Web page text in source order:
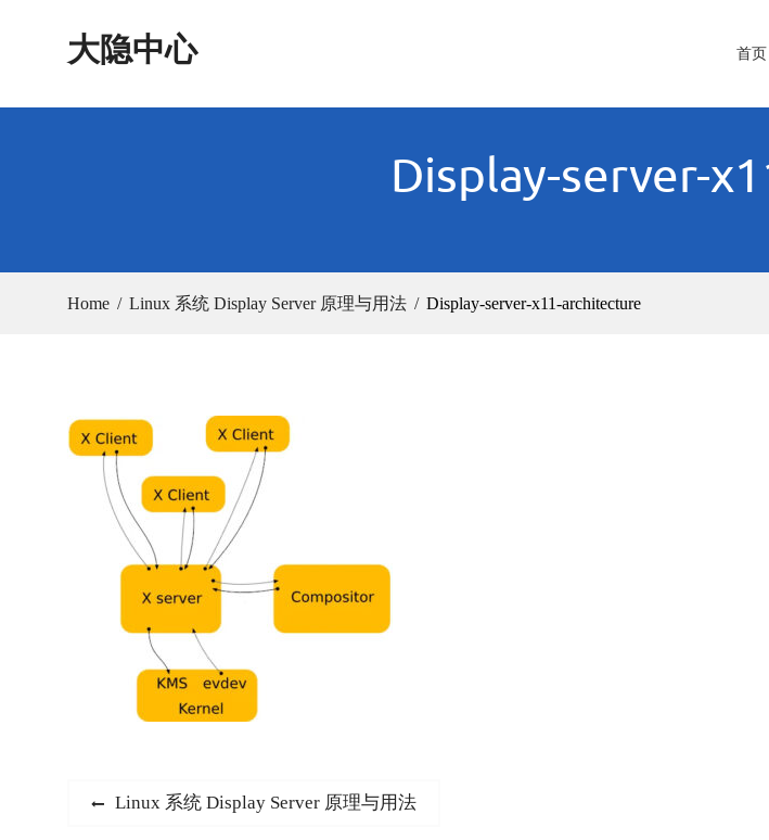
大隐中心 首页
Display-server-
Home Linux 系统 Display Server 原理与用法 Display-server-x11-architecture
文
Previous
Linux 系统 Display Server 原理与用法